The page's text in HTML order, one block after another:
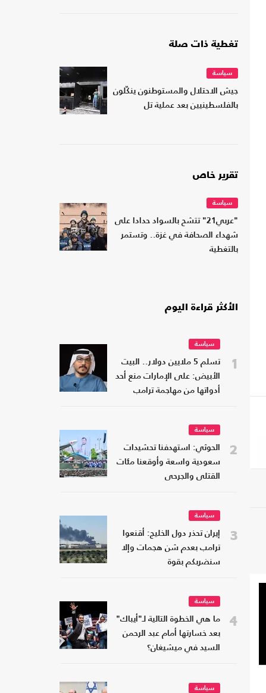
تغطية ذات صلة
سياسة
جيش الاحتلال والمستوطنون ينكّلون
بالفلسطينيين بعد عملية تل
تقرير خاص
سياسة
"عربي21" تتشح بالسواد حدادا على
شهداء الصحافة في غزة.. وتستمر
بالتغطية
الأكثر قراءة اليوم
1
سياسة
تسلم 5 ملايين دولار.. البيت
الأبيض: على الإمارات منع أحد
أدواتها من مهاجمة ترامب
2
سياسة
الحوثي: استهدفنا تحشيدات
سعودية واسعة وأوقعنا مئات
القتلى والجرحى
3
سياسة
إيران تحذر دول الخليج: أقنعوا
ترامب بعدم شن هجمات وإلا
سنضربكم بقوة
4
سياسة
ما هي الخطوة التالية لـ"أيباك"
بعد خسارتها أمام عبد الرحمن
السيد في ميشيغان؟
سياسة